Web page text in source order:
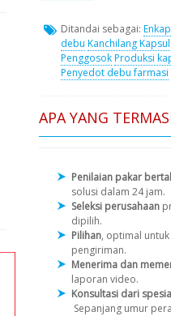
Ditandai sebagai:
debu Kanchilang Kapsul
PenggosokProduksi
Penyedot debu farmasi
APA YANG
Penilaian pakar
solusi dalam 24 jam.
Seleksi perusahaan
dipilih.
Pilihan, optimal
pengiriman.
Menerima dan
laporan video.
Konsultasi dari
Sepanjang umur